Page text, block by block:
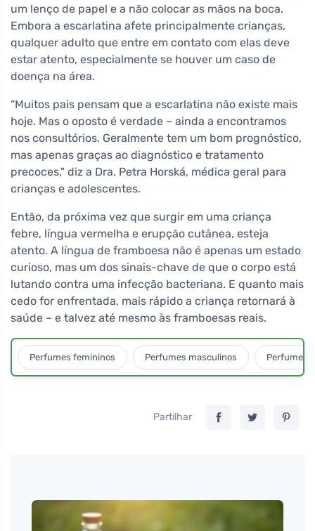
um lenço de papel e a não colocar as mãos na boca.
Embora a escarlatina afete principalmente crianças,
qualquer adulto que entre em contato com elas deve
estar atento, especialmente se houver um caso de
doença na área.
“Muitos pais pensam que a escarlatina não existe mais
hoje. Mas o oposto é verdade – ainda a encontramos
nos consultórios. Geralmente tem um bom prognóstico,
mas apenas graças ao diagnóstico e tratamento
precoces," diz a Dra. Petra Horská, médica geral para
crianças e adolescentes.
Então, da próxima vez que surgir em uma criança
febre, língua vermelha e erupção cutânea, esteja
atento. A língua de framboesa não é apenas um estado
curioso, mas um dos sinais-chave de que o corpo está
lutando contra uma infecção bacteriana. E quanto mais
cedo for enfrentada, mais rápido a criança retornará à
saúde – e talvez até mesmo às framboesas reais.
Perfumes femininos Perfumes masculinos Perfumes
Partilhar